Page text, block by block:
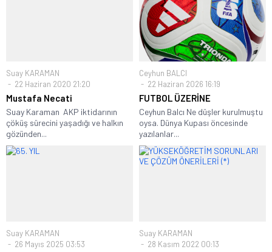
Suay KARAMAN
22 Haziran 2020 21:20
Mustafa Necati
Suay Karaman AKP iktidarının
çöküş sürecini yaşadığı ve halkın
gözünden...
Ceyhun BALCI
22 Haziran 2026 16:19
FUTBOL ÜZERİNE
Ceyhun Balcı Ne düşler kurulmuştu
oysa. Dünya Kupası öncesinde
yazılanlar...
Suay KARAMAN
26 Mayıs 2025 03:53
Suay KARAMAN
28 Kasım 2022 00:13